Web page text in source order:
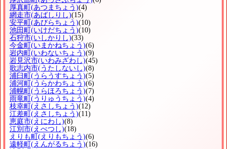
厚真町 (あつまちょう)(4)
網走市(あばしりし)(15)
安平町 (あびらちょう)(10)
池田町 (いけだちょう)(10)
石狩市(いしかりし)(33)
今金町 (いまかねちょう)(6)
岩内町 (いわないちょう)(9)
岩見沢市(いわみざわし)(45)
歌志内市(うたしないし)(8)
浦臼町 (うらうすちょう)(5)
浦河町 (うらかわちょう)(6)
浦幌町 (うらほろちょう)(7)
雨竜町 (うりゅうちょう)(4)
枝幸町 (えさしちょう)(12)
江差町 (えさしちょう)(11)
恵庭市(えにわし)(8)
江別市(えべつし)(18)
えりも町 (えりもちょう)(6)
遠軽町 (えんがるちょう)(16)